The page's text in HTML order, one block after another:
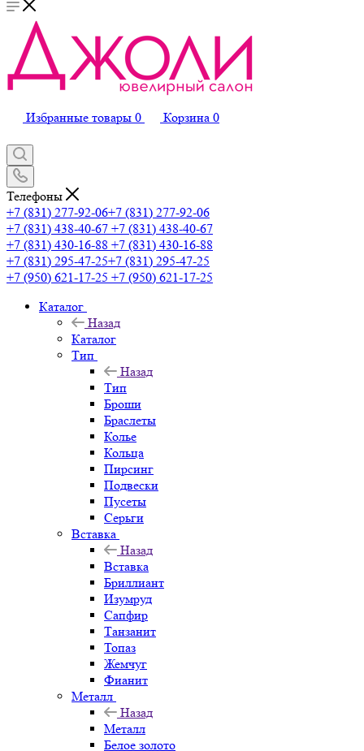
Избранные товары 0 Корзина 0
Телефоны
+7 (831) 277-92-06+7 (831) 277-92-06
+7 (831) 438-40-67 +7 (831) 438-40-67
+7 (831) 430-16-88 +7 (831) 430-16-88
+7 (831) 295-47-25+7 (831) 295-47-25
+7 (950) 621-17-25 +7 (950) 621-17-25
Каталог
Назад
Каталог
Тип
Назад
Тип
Броши
Браслеты
Колье
Кольца
Пирсинг
Подвески
Пусеты
Серьги
Вставка
Назад
Вставка
Бриллиант
Изумруд
Сапфир
Танзанит
Топаз
Жемчуг
Фианит
Металл
Назад
Металл
Белое золото